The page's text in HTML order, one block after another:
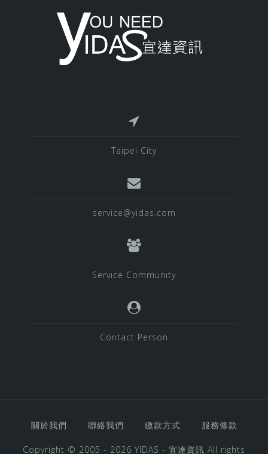
Taipei City
service@yidas.com
Service Community
Contact Person
關於我們 聯絡我們 繳款方式 服務條款
Copyright © 2005 - 2026 YIDAS - 宜達資訊 All rights